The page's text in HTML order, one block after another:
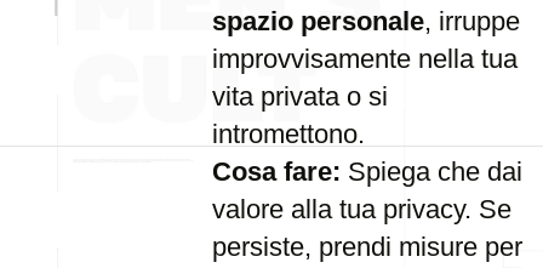
spazio personale, irruppe
improvvisamente nella tua
vita privata o si
intromettono.
Cosa fare: Spiega che dai
valore alla tua privacy. Se
persiste, prendi misure per